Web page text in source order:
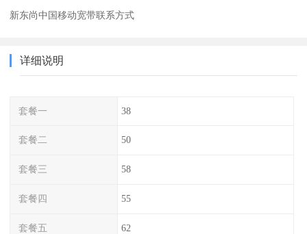
新东尚中国移动宽带联系方式
详细说明
套餐一 38
套餐二 50
套餐三 58
套餐四 55
套餐五 62